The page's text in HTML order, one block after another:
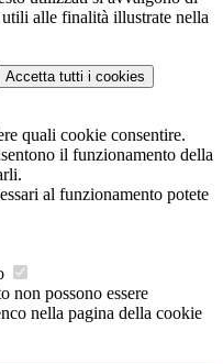
alle finalità illustrate nella
Accetta tutti i cookies
quali cookie consentire.
il funzionamento della
al funzionamento potete
non possono essere
nella pagina della cookie